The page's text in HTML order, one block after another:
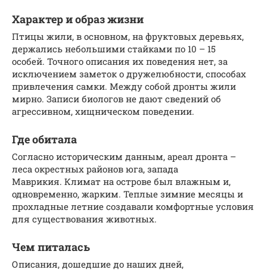
Характер и образ жизни
Птицы жили, в основном, на фруктовых деревьях,
держались небольшими стайками по 10 – 15
особей. Точного описания их поведения нет, за
исключением заметок о дружелюбности, способах
привлечения самки. Между собой дронты жили
мирно. Записи биологов не дают сведений об
агрессивном, хищническом поведении.
Где обитала
Согласно историческим данным, ареал дронта –
леса окрестных районов юга, запада
Маврикия. Климат на острове был влажным и,
одновременно, жарким. Теплые зимние месяцы и
прохладные летние создавали комфортные условия
для существования животных.
Чем питалась
Описания, дошедшие до наших дней,